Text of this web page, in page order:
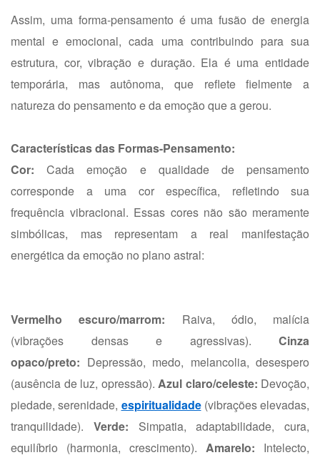
Assim, uma forma-pensamento é uma fusão de energia
mental e emocional, cada uma contribuindo para sua
estrutura, cor, vibração e duração. Ela é uma entidade
temporária, mas autônoma, que reflete fielmente a
natureza do pensamento e da emoção que a gerou.
Características das Formas-Pensamento:
Cor: Cada emoção e qualidade de pensamento
corresponde a uma cor específica, refletindo sua
frequência vibracional. Essas cores não são meramente
simbólicas, mas representam a real manifestação
energética da emoção no plano astral:
Vermelho escuro/marrom: Raiva, ódio, malícia
(vibrações densas e agressivas).
Cinza
opaco/preto: Depressão, medo, melancolia, desespero
(ausência de luz, opressão). Azul claro/celeste: Devoção,
piedade, serenidade, espiritualidade(vibrações elevadas,
tranquilidade).
Verde: Simpatia, adaptabilidade, cura,
equilíbrio (harmonia, crescimento). Amarelo: Intelecto,